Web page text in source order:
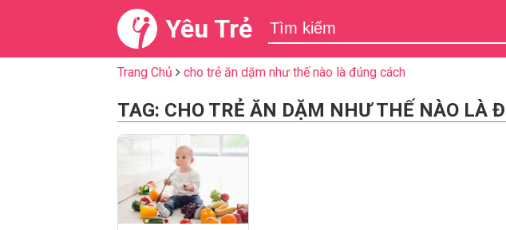
Yêu Trẻ
Trang Chủ cho trẻ ăn dặm như thế nào là đúng cách
TAG: CHO TRẺ ĂN DẶM NHƯ THẾ NÀO LÀ